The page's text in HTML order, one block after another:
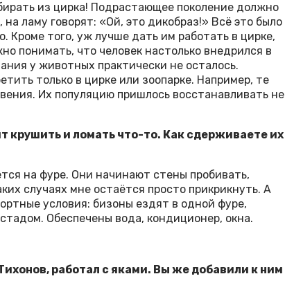
из цирка! Подрастающее поколение должно
ламу говорят: «Ой, это дикобраз!» Всё это было
Кроме того, уж лучше дать им работать в цирке,
понимать, что человек настолько внедрился в
у животных практически не осталось.
только в цирке или зоопарке. Например, те
Их популяцию пришлось восстанавливать не
крушить и ломать что-то. Как сдерживаете их
на фуре. Они начинают стены пробивать,
случаях мне остаётся просто прикрикнуть. А
условия: бизоны ездят в одной фуре,
Обеспечены вода, кондиционер, окна.
работал с яками. Вы же добавили к ним